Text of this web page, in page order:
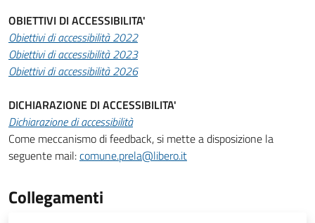
OBIETTIVI DI ACCESSIBILITA'
Obiettivi di accessibilità 2022
Obiettivi di accessibilità 2023
Obiettivi di accessibilità 2026
DICHIARAZIONE DI ACCESSIBILITA'
Dichiarazione di accessibilità
Come meccanismo di feedback, si mette a disposizione la
seguente mail:comune.prela@libero.it
Collegamenti